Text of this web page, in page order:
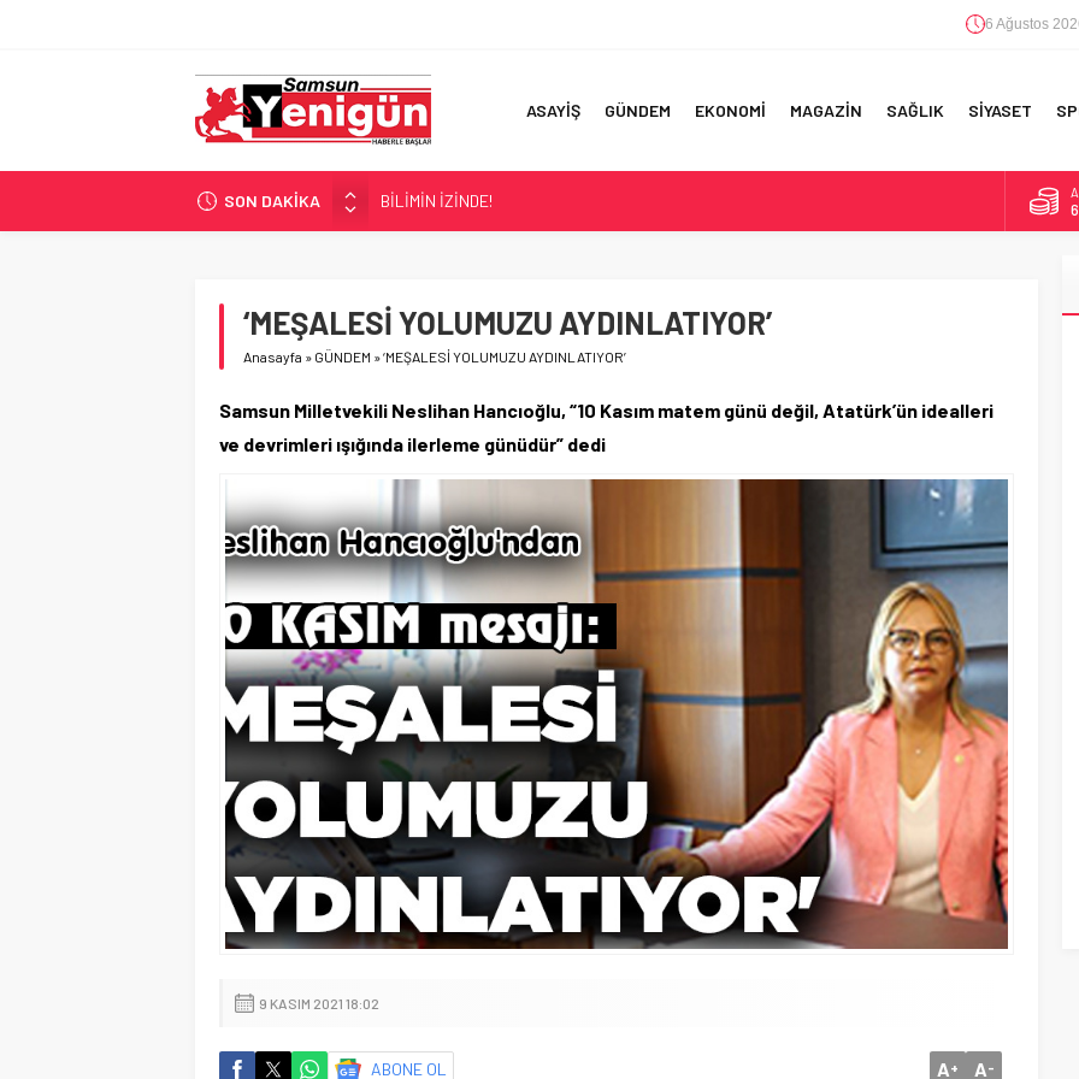
6 Ağustos
ASAYİŞ GÜNDEM EKONOMİ MAGAZİN SAĞLIK SİYASET
SON DAKİKA
BİLİMİN İZİNDE!
TIR’A ‘ZEHİR’ BASKINI!
UÇURUMDA CAN PAZARI!
SAMSUN YANACAK!
‘MEŞALESİ YOLUMUZU AYDINLATIYOR’
Anasayfa » GÜNDEM »‘MEŞALESİ YOLUMUZU AYDINLATIYOR’
Samsun Milletvekili Neslihan Hancıoğlu, “10 Kasım matem günü değil, Atatürk’ün idealleri
ve devrimleri ışığında ilerleme günüdür” dedi
9 KASIM 2021 18:02
ABONE OL A+ A-